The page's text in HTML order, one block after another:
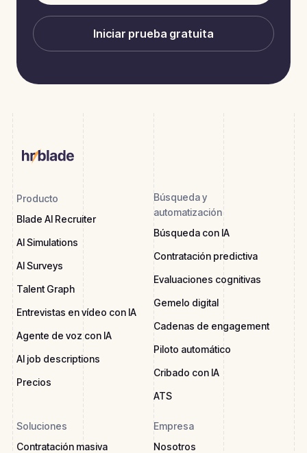
Iniciar prueba gratuita
Producto
Blade AI Recruiter
AI Simulations
AI Surveys
Talent Graph
Entrevistas en vídeo con IA
Agente de voz con IA
AI job descriptions
Precios
Búsqueda y
automatización
Búsqueda con IA
Contratación predictiva
Evaluaciones cognitivas
Gemelo digital
Cadenas de engagement
Piloto automático
Cribado con IA
ATS
Soluciones
Contratación masiva
Empresa
Nosotros